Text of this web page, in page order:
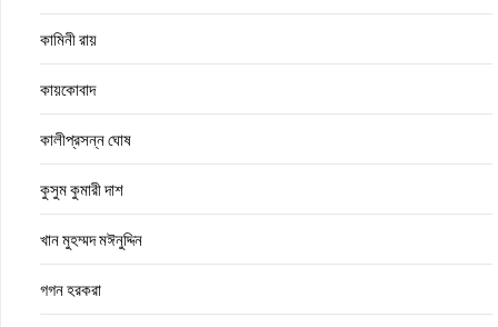
কামিনী রায়
কায়কোবাদ
কালীপ্রসন্ন ঘোষ
কুসুম কুমারী দাশ
খান মুহম্মদ মঈনুদ্দিন
গগন হরকরা